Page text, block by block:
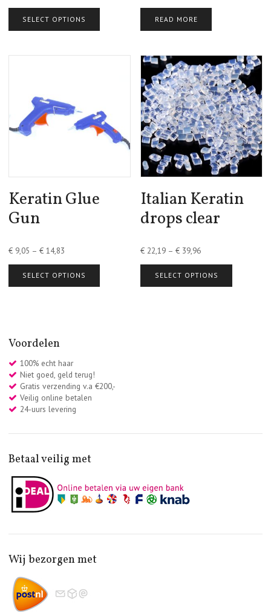
SELECT OPTIONS READ MORE
Keratin Glue
Gun
€9,05 – €14,83
SELECT OPTIONS
Italian Keratin
drops clear
€ 22,19 –€ 39,96
SELECT OPTIONS
Voordelen
100% echt haar
Niet goed, geld terug!
Gratis verzending v.a €200,-
Veilig online betalen
24-uurs levering
Betaal veilig met
Wij bezorgen met